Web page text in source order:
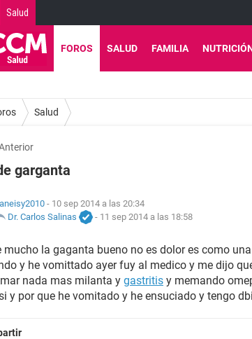
Salud
FOROS SALUD FAMILIA
Salud
garganta
- 10 sep 2014 a las 20:34
Dr. Carlos Salinas
- 11 sep 2014 a las 18:58
mucho la gaganta bueno no es dolor es como
y he vomittado ayer fuy al medico y me dijo
nada mas milanta y gastritis y memando
y por que he vomitado y he ensuciado y tengo